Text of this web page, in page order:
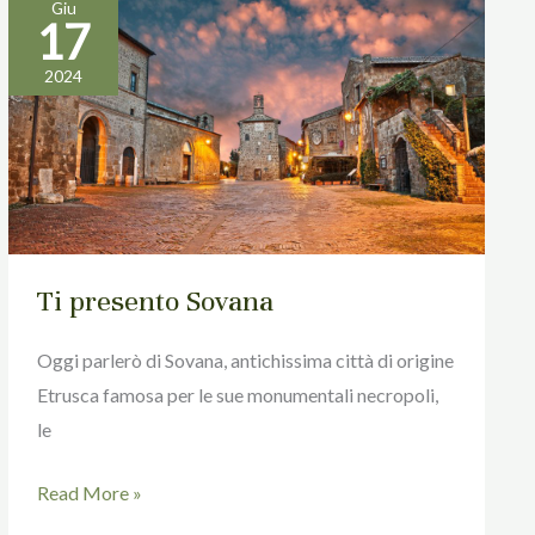
Giu
17
2024
Ti presento Sovana
Oggi parlerò di Sovana, antichissima città di origine
Etrusca famosa per le sue monumentali necropoli,
le
Ti
presento
Sovana
Read More »